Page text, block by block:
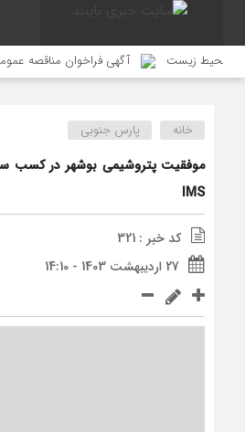
محیط زیست آگهی فراخوان مناقصه
خانه پارس جنوبی
موفقیت پتروشیمی بوشهر در کسب سه
IMS
کد خبر : 321
27 اردیبهشت 1403 - 14:10